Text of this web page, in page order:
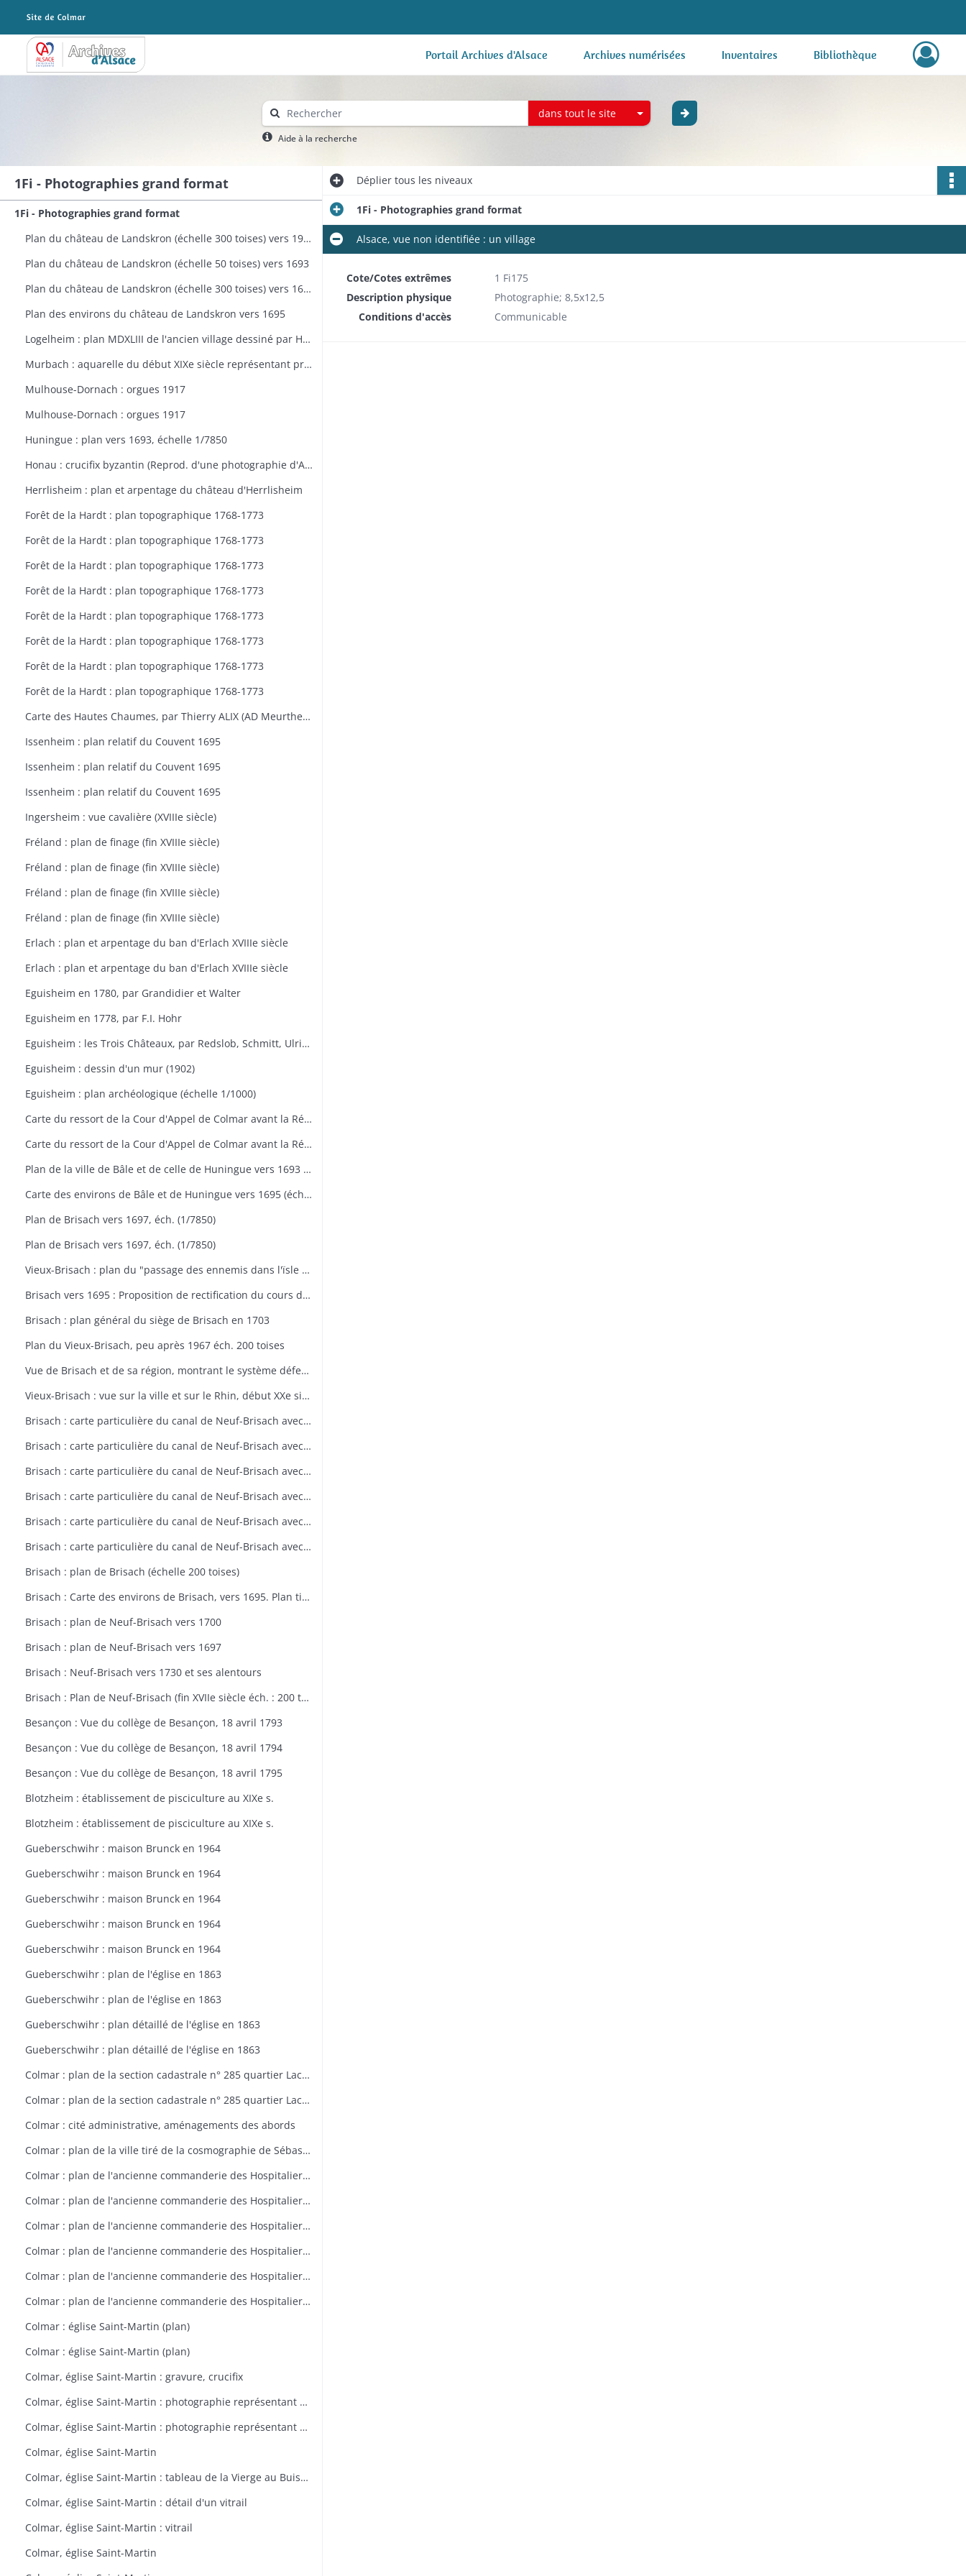
Archives Alsace - Colmar Portail Archives d'Alsace Archives numérisées Inventaires Bibliothèque
dans tout le site
Aide à la recherche
1Fi - Photographies grand format
1Fi - Photographies grand format
Plan du château de Landskron (échelle 300 toises) vers 1963
Plan du château de Landskron (échelle 50 toises) vers 1693
Plan du château de Landskron (échelle 300 toises) vers 1693
Plan des environs du château de Landskron vers 1695
Logelheim : plan MDXLIII de l'ancien village dessiné par Haeffelin, curé de Logelheim, vers 1840. Copie de Jean Stoffel
Murbach : aquarelle du début XIXe siècle représentant probablement l'abbaye de Murbach
Mulhouse-Dornach : orgues 1917
Mulhouse-Dornach : orgues 1917
Huningue : plan vers 1693, échelle 1/7850
Honau : crucifix byzantin (Reprod. d'une photographie d'Adolphe Braun de 1872)
Herrlisheim : plan et arpentage du château d'Herrlisheim
Forêt de la Hardt : plan topographique 1768-1773
Forêt de la Hardt : plan topographique 1768-1773
Forêt de la Hardt : plan topographique 1768-1773
Forêt de la Hardt : plan topographique 1768-1773
Forêt de la Hardt : plan topographique 1768-1773
Forêt de la Hardt : plan topographique 1768-1773
Forêt de la Hardt : plan topographique 1768-1773
Forêt de la Hardt : plan topographique 1768-1773
Carte des Hautes Chaumes, par Thierry ALIX (AD Meurthe-et-Moselle
Issenheim : plan relatif du Couvent 1695
Issenheim : plan relatif du Couvent 1695
Issenheim : plan relatif du Couvent 1695
Ingersheim : vue cavalière (XVIIIe siècle)
Fréland : plan de finage (fin XVIIIe siècle)
Fréland : plan de finage (fin XVIIIe siècle)
Fréland : plan de finage (fin XVIIIe siècle)
Fréland : plan de finage (fin XVIIIe siècle)
Erlach : plan et arpentage du ban d'Erlach XVIIIe siècle
Erlach : plan et arpentage du ban d'Erlach XVIIIe siècle
Eguisheim en 1780, par Grandidier et Walter
Eguisheim en 1778, par F.I. Hohr
Eguisheim : les Trois Châteaux, par Redslob, Schmitt, Ulrich
Eguisheim : dessin d'un mur (1902)
Eguisheim : plan archéologique (échelle 1/1000)
Carte du ressort de la Cour d'Appel de Colmar avant la Réforme de 1959
Carte du ressort de la Cour d'Appel de Colmar avant la Réforme de 1959
Plan de la ville de Bâle et de celle de Huningue vers 1693 (échelle 300 toises)
Carte des environs de Bâle et de Huningue vers 1695 (éch. 1/50000)
Plan de Brisach vers 1697, éch. (1/7850)
Plan de Brisach vers 1697, éch. (1/7850)
Vieux-Brisach : plan du "passage des ennemis dans l'ïsle de Reignack en 1743" (éch. 600 toises)
Brisach vers 1695 : Proposition de rectification du cours du Rhin et digue (éch. 500 toises)
Brisach : plan général du siège de Brisach en 1703
Plan du Vieux-Brisach, peu après 1967 éch. 200 toises
Vue de Brisach et de sa région, montrant le système défensif de la place forte avec têtes de pont sur les nombreuses îsles du Rhin (6/9/1638)
Vieux-Brisach : vue sur la ville et sur le Rhin, début XXe siècle
Brisach : carte particulière du canal de Neuf-Brisach avec ses environs (fin XVIIe siècle)
Brisach : carte particulière du canal de Neuf-Brisach avec ses environs (fin XVIIe siècle)
Brisach : carte particulière du canal de Neuf-Brisach avec ses environs (fin XVIIe siècle)
Brisach : carte particulière du canal de Neuf-Brisach avec ses environs (fin XVIIe siècle)
Brisach : carte particulière du canal de Neuf-Brisach avec ses environs (fin XVIIe siècle)
Brisach : carte particulière du canal de Neuf-Brisach avec ses environs (fin XVIIe siècle)
Brisach : plan de Brisach (échelle 200 toises)
Brisach : Carte des environs de Brisach, vers 1695. Plan tiré du 4e volume des Cartes des environs de plusieurs places (echelle 1/50000)
Brisach : plan de Neuf-Brisach vers 1700
Brisach : plan de Neuf-Brisach vers 1697
Brisach : Neuf-Brisach vers 1730 et ses alentours
Brisach : Plan de Neuf-Brisach (fin XVIIe siècle éch. : 200 toises)
Besançon : Vue du collège de Besançon, 18 avril 1793
Besançon : Vue du collège de Besançon, 18 avril 1794
Besançon : Vue du collège de Besançon, 18 avril 1795
Blotzheim : établissement de pisciculture au XIXe s.
Blotzheim : établissement de pisciculture au XIXe s.
Gueberschwihr : maison Brunck en 1964
Gueberschwihr : maison Brunck en 1964
Gueberschwihr : maison Brunck en 1964
Gueberschwihr : maison Brunck en 1964
Gueberschwihr : maison Brunck en 1964
Gueberschwihr : plan de l'église en 1863
Gueberschwihr : plan de l'église en 1863
Gueberschwihr : plan détaillé de l'église en 1863
Gueberschwihr : plan détaillé de l'église en 1863
Colmar : plan de la section cadastrale n° 285 quartier Lacarre
Colmar : plan de la section cadastrale n° 285 quartier Lacarre
Colmar : cité administrative, aménagements des abords
Colmar : plan de la ville tiré de la cosmographie de Sébastien Münster (1550)
Colmar : plan de l'ancienne commanderie des Hospitaliers à Colmar vers 1796
Colmar : plan de l'ancienne commanderie des Hospitaliers à Colmar vers 1797
Colmar : plan de l'ancienne commanderie des Hospitaliers à Colmar vers 1798
Colmar : plan de l'ancienne commanderie des Hospitaliers à Colmar vers 1799
Colmar : plan de l'ancienne commanderie des Hospitaliers à Colmar vers 1800
Colmar : plan de l'ancienne commanderie des Hospitaliers à Colmar vers 1801
Colmar : église Saint-Martin (plan)
Colmar : église Saint-Martin (plan)
Colmar, église Saint-Martin : gravure, crucifix
Colmar, église Saint-Martin : photographie représentant un vitrail
Colmar, église Saint-Martin : photographie représentant un vitrail
Colmar, église Saint-Martin
Colmar, église Saint-Martin : tableau de la Vierge au Buisson de Roses
Colmar, église Saint-Martin : détail d'un vitrail
Colmar, église Saint-Martin : vitrail
Colmar, église Saint-Martin
Dépliertous les niveaux
1Fi - Photographies grand format
Alsace, vue non identifiée : un village
Cote/Cotes extrêmes
1 Fi175
Description physique
Photographie; 8,5x12,5
Conditions d'accès
Communicable